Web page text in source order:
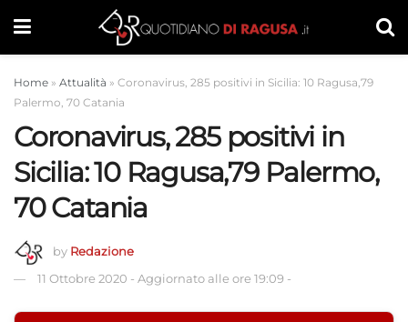
Home » Attualità » Coronavirus, 285 positivi in Sicilia: 10 Ragusa,79
Palermo, 70 Catania
Coronavirus, 285 positivi in
Sicilia: 10 Ragusa,79 Palermo,
70 Catania
by Redazione
11 Ottobre 2020 - Aggiornato alle ore 19:09 -